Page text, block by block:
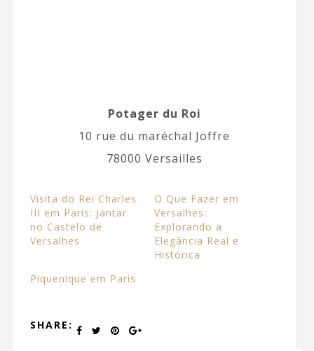
Potager du Roi
10 rue du maréchal Joffre
78000 Versailles
Visita do Rei Charles
III em Paris: Jantar
no Castelo de
Versalhes
O Que Fazer em
Versalhes:
Explorando a
Elegância Real e
Histórica
Piquenique em Paris
SHARE: